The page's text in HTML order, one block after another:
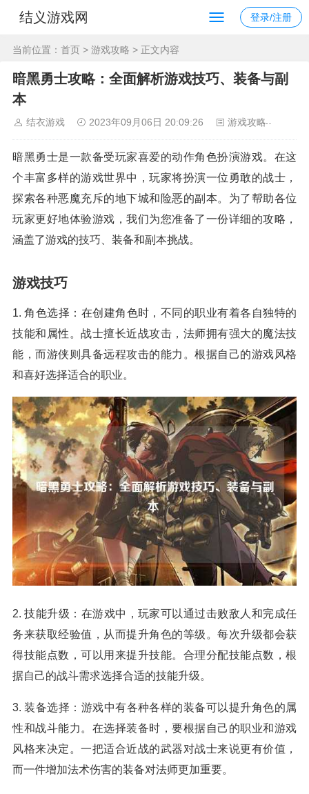
结义游戏网 登录/注册
当前位置： 首页 > 游戏攻略 > 正文内容
暗黑勇士攻略：全面解析游戏技巧、装备与副
本
结衣游戏 2023年09月06日 20:09:26 游戏攻略
暗黑勇士是一款备受玩家喜爱的动作角色扮演游戏。在这
个丰富多样的游戏世界中，玩家将扮演一位勇敢的战士，
探索各种恶魔充斥的地下城和险恶的副本。为了帮助各位
玩家更好地体验游戏，我们为您准备了一份详细的攻略，
涵盖了游戏的技巧、装备和副本挑战。
游戏技巧
1. 角色选择：在创建角色时，不同的职业有着各自独特的
技能和属性。战士擅长近战攻击，法师拥有强大的魔法技
能，而游侠则具备远程攻击的能力。根据自己的游戏风格
和喜好选择适合的职业。
2. 技能升级：在游戏中，玩家可以通过击败敌人和完成任
务来获取经验值，从而提升角色的等级。每次升级都会获
得技能点数，可以用来提升技能。合理分配技能点数，根
据自己的战斗需求选择合适的技能升级。
3. 装备选择：游戏中有各种各样的装备可以提升角色的属
性和战斗能力。在选择装备时，要根据自己的职业和游戏
风格来决定。一把适合近战的武器对战士来说更有价值，
而一件增加法术伤害的装备对法师更加重要。